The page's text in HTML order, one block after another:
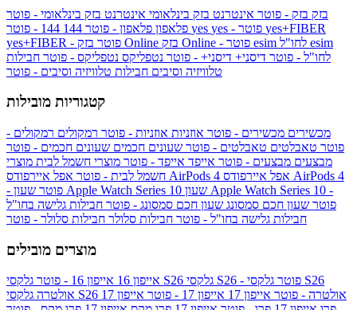
בזק בזק - פוטר אינטרנט בזק בינלאומי אינטרנט בזק בינלאומי - פוטר
פלאפון פלאפון - פוטר 144 yes
yes+FIBER
yes+FIBER - פוטר בזק Online
esim
לחו"ל - פוטר דיסני+ דיסני+ - פוטר נטפליקס נטפליקס - פוטר חבילות
טלוויזיה וסיבים חבילות טלוויזיה וסיבים - פוטר
קטגוריות מובילות
מכשירים מכשירים - פוטר אוזניות אוזניות - פוטר רמקולים רמקולים -
פוטר טאבלטים טאבלטים - פוטר שעונים חכמים שעונים חכמים - פוטר
מבצעים מבצעים - פוטר אייפד אייפד - פוטר מוצרי חשמל לבית מוצרי
חשמל לבית - פוטר אפל איירפודס AirPods 4 אפל איירפודס AirPods 4
- פוטר שעון Apple Watch Series 10 שעון Apple Watch Series 10 -
פוטר שעון חכם סמסונג שעון חכם סמסונג - פוטר חבילות גלישה בחו"ל
חבילות גלישה בחו"ל - פוטר חבילות סלולר חבילות סלולר - פוטר
מוצרים מובילים
אייפון 16 אייפון 16 - פוטר גלקסי S26 גלקסי S26 - פוטר גלקסי S26
אולטרה
גלקסי S26 אולטרה - פוטר אייפון 17 אייפון 17 - פוטר
אייפון 17